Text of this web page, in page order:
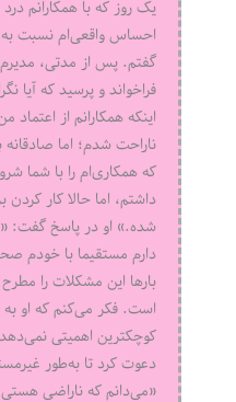
یک روز که با همکارانم
احساس واقعی‌ام نسبت به
گفتم. پس از مدتی،
فراخواند و پرسید که آیا
اینکه همکارانم از
ناراحت شدم؛ اما
که همکاری‌ام را با شما
داشتم، اما حالا کار
شده.» او در پاسخ گفت:
دارم مستقیما با خودم
بارها این مشکلات را
است. فکر می‌کنم که او
کوچکترین اهمیتی
دعوت کرد تا به‌طور
«می‌دانم که ناراضی